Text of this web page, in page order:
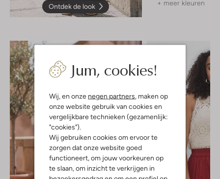
Jum, cookies!
Wij, en onze negen partners , maken op
onze website gebruik van cookies en
vergelijkbare technieken (gezamenlijk:
"cookies").
Wij gebruiken cookies om ervoor te
zorgen dat onze website goed
functioneert, om jouw voorkeuren op
te slaan, om inzicht te verkrijgen in
Ontdek de look + meer kleuren